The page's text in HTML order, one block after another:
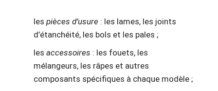
les pièces d’usure : les lames, les joints
d’étanchéité, les bols et les pales ;
les accessoires : les fouets, les
mélangeurs, les râpes et autres
composants spécifiques à chaque modèle ;